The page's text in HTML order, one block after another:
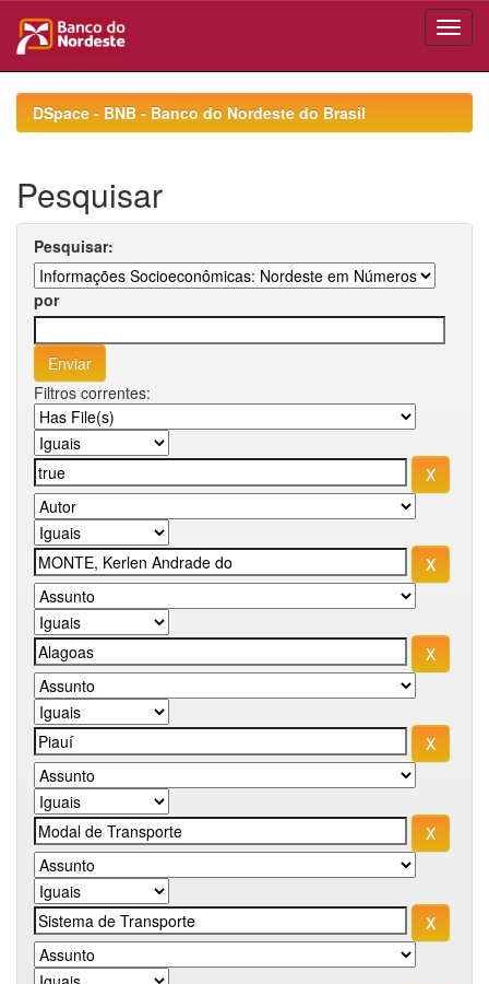
navigationDSpace - BNB - Banco do Nordeste do Brasil
Pesquisar
Pesquisar:
por
Filtros correntes: